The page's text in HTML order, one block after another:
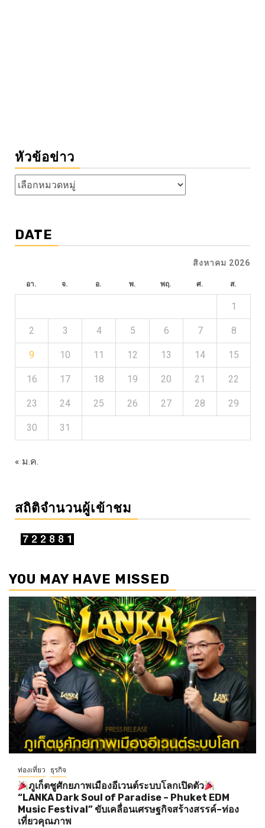
หัวข้อข่าว
หัวข้อ
ข่าว
DATE
สิงหาคม 2026
อา. จ. อ. พ. พฤ. ศ. ส.
1
2 3 4 5 6 7 8
9 10 11 12 13 14 15
16 17 18 19 20 21 22
23 24 25 26 27 28 29
30 31
« ม.ค.
สถิติจำนวนผู้เข้าชม
YOU MAY HAVE MISSED
ท่องเที่ยว ธุรกิจ
ภูเก็ตชูศักยภาพเมืองอีเวนต์ระบบโลกเปิดตัว
“LANKA Dark Soul of Paradise – Phuket EDM
Music Festival” ขับเคลื่อนเศรษฐกิจสร้างสรรค์–ท่อง
เที่ยวคุณภาพ